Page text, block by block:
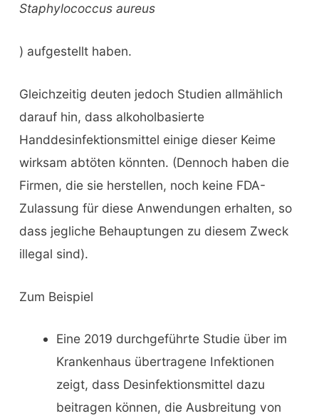
Staphylococcus aureus
) aufgestellt haben.
Gleichzeitig deuten jedoch Studien allmählich
darauf hin, dass alkoholbasierte
Handdesinfektionsmittel einige dieser Keime
wirksam abtöten könnten. (Dennoch haben die
Firmen, die sie herstellen, noch keine FDA-
Zulassung für diese Anwendungen erhalten, so
dass jegliche Behauptungen zu diesem Zweck
illegal sind).
Zum Beispiel
Eine 2019 durchgeführte Studie über im
Krankenhaus übertragene Infektionen
zeigt, dass Desinfektionsmittel dazu
beitragen können, die Ausbreitung von